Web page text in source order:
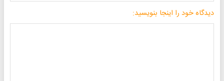
دیدگاه خود را اینجا بنویسید: